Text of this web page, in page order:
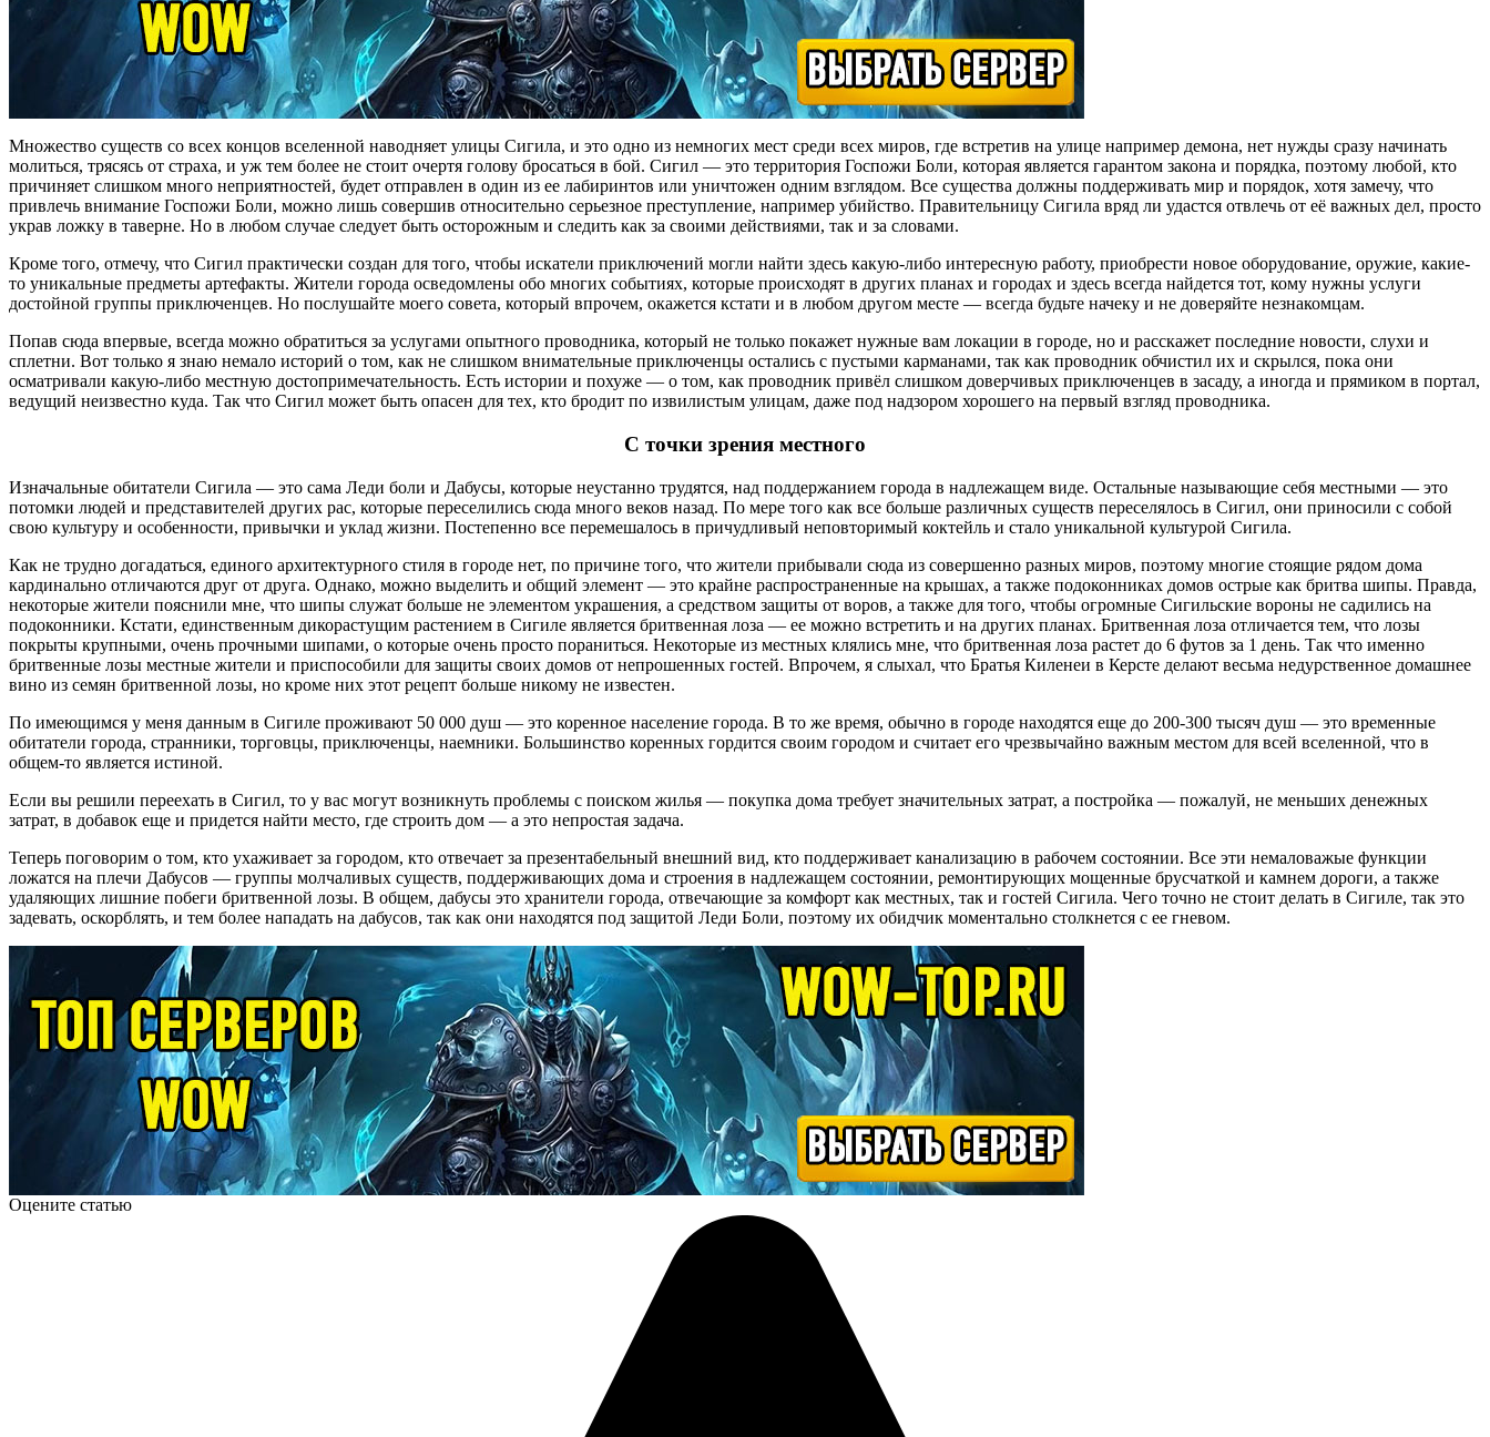
Множество существ со всех концов вселенной наводняет улицы Сигила, и это одно из немногих мест среди всех миров, где встретив на улице например демона, нет нужды сразу начинать
молиться, трясясь от страха, и уж тем более не стоит очертя голову бросаться в бой. Сигил — это территория Госпожи Боли, которая является гарантом закона и порядка, поэтому любой, кто
причиняет слишком много неприятностей, будет отправлен в один из ее лабиринтов или уничтожен одним взглядом. Все существа должны поддерживать мир и порядок, хотя замечу, что
привлечь внимание Госпожи Боли, можно лишь совершив относительно серьезное преступление, например убийство. Правительницу Сигила вряд ли удастся отвлечь от её важных дел, просто
украв ложку в таверне. Но в любом случае следует быть осторожным и следить как за своими действиями, так и за словами.
Кроме того, отмечу, что Сигил практически создан для того, чтобы искатели приключений могли найти здесь какую-либо интересную работу, приобрести новое оборудование, оружие, какие-
то уникальные предметы артефакты. Жители города осведомлены обо многих событиях, которые происходят в других планах и городах и здесь всегда найдется тот, кому нужны услуги
достойной группы приключенцев. Но послушайте моего совета, который впрочем, окажется кстати и в любом другом месте — всегда будьте начеку и не доверяйте незнакомцам.
Попав сюда впервые, всегда можно обратиться за услугами опытного проводника, который не только покажет нужные вам локации в городе, но и расскажет последние новости, слухи и
сплетни. Вот только я знаю немало историй о том, как не слишком внимательные приключенцы остались с пустыми карманами, так как проводник обчистил их и скрылся, пока они
осматривали какую-либо местную достопримечательность. Есть истории и похуже — о том, как проводник привёл слишком доверчивых приключенцев в засаду, а иногда и прямиком в портал,
ведущий неизвестно куда. Так что Сигил может быть опасен для тех, кто бродит по извилистым улицам, даже под надзором хорошего на первый взгляд проводника.
С точки зрения местного
Изначальные обитатели Сигила — это сама Леди боли и Дабусы, которые неустанно трудятся, над поддержанием города в надлежащем виде. Остальные называющие себя местными — это
потомки людей и представителей других рас, которые переселились сюда много веков назад. По мере того как все больше различных существ переселялось в Сигил, они приносили с собой
свою культуру и особенности, привычки и уклад жизни. Постепенно все перемешалось в причудливый неповторимый коктейль и стало уникальной культурой Сигила.
Как не трудно догадаться, единого архитектурного стиля в городе нет, по причине того, что жители прибывали сюда из совершенно разных миров, поэтому многие стоящие рядом дома
кардинально отличаются друг от друга. Однако, можно выделить и общий элемент — это крайне распространенные на крышах, а также подоконниках домов острые как бритва шипы. Правда,
некоторые жители пояснили мне, что шипы служат больше не элементом украшения, а средством защиты от воров, а также для того, чтобы огромные Сигильские вороны не садились на
подоконники. Кстати, единственным дикорастущим растением в Сигиле является бритвенная лоза — ее можно встретить и на других планах. Бритвенная лоза отличается тем, что лозы
покрыты крупными, очень прочными шипами, о которые очень просто пораниться. Некоторые из местных клялись мне, что бритвенная лоза растет до 6 футов за 1 день. Так что именно
бритвенные лозы местные жители и приспособили для защиты своих домов от непрошенных гостей. Впрочем, я слыхал, что Братья Киленеи в Керсте делают весьма недурственное домашнее
вино из семян бритвенной лозы, но кроме них этот рецепт больше никому не известен.
По имеющимся у меня данным в Сигиле проживают 50 000 душ — это коренное население города. В то же время, обычно в городе находятся еще до 200-300 тысяч душ — это временные
обитатели города, странники, торговцы, приключенцы, наемники. Большинство коренных гордится своим городом и считает его чрезвычайно важным местом для всей вселенной, что в
общем-то является истиной.
Если вы решили переехать в Сигил, то у вас могут возникнуть проблемы с поиском жилья — покупка дома требует значительных затрат, а постройка — пожалуй, не меньших денежных
затрат, в добавок еще и придется найти место, где строить дом — а это непростая задача.
Теперь поговорим о том, кто ухаживает за городом, кто отвечает за презентабельный внешний вид, кто поддерживает канализацию в рабочем состоянии. Все эти немаловажые функции
ложатся на плечи Дабусов — группы молчаливых существ, поддерживающих дома и строения в надлежащем состоянии, ремонтирующих мощенные брусчаткой и камнем дороги, а также
удаляющих лишние побеги бритвенной лозы. В общем, дабусы это хранители города, отвечающие за комфорт как местных, так и гостей Сигила. Чего точно не стоит делать в Сигиле, так это
задевать, оскорблять, и тем более нападать на дабусов, так как они находятся под защитой Леди Боли, поэтому их обидчик моментально столкнется с ее гневом.
Оцените статью